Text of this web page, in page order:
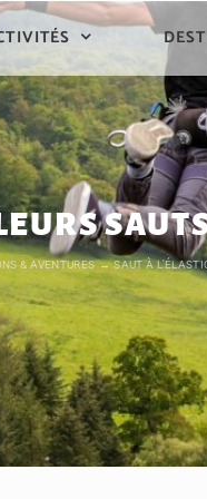
& AVENTURES SAUT À